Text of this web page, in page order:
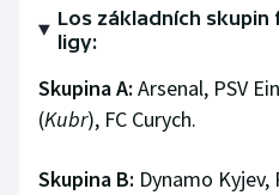
Stolní tenis
Triatlon
Los základních
ligy:
Skupina A: Arsenal, PSV
(Kubr), FC Curych.
Skupina B: Dynamo Kyjev,